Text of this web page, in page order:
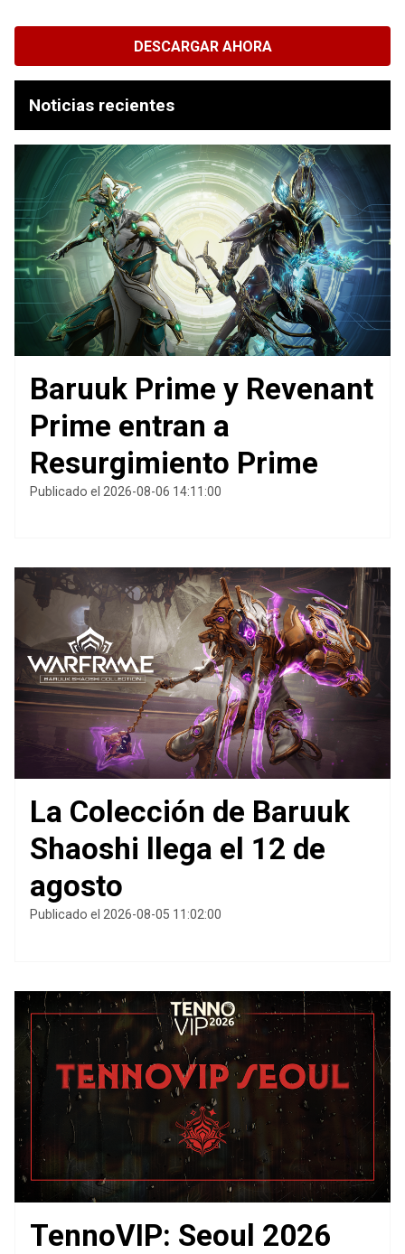
DESCARGAR AHORA
Noticias recientes
Baruuk Prime y Revenant
Prime entran a
Resurgimiento Prime
Publicado el 2026-08-06 14:11:00
La Colección de Baruuk
Shaoshi llega el 12 de
agosto
Publicado el 2026-08-05 11:02:00
TennoVIP: Seoul 2026